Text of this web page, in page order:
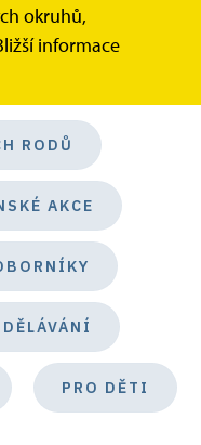
okruhů,
informace
RODŮ
AKCE
PRO DĚTI